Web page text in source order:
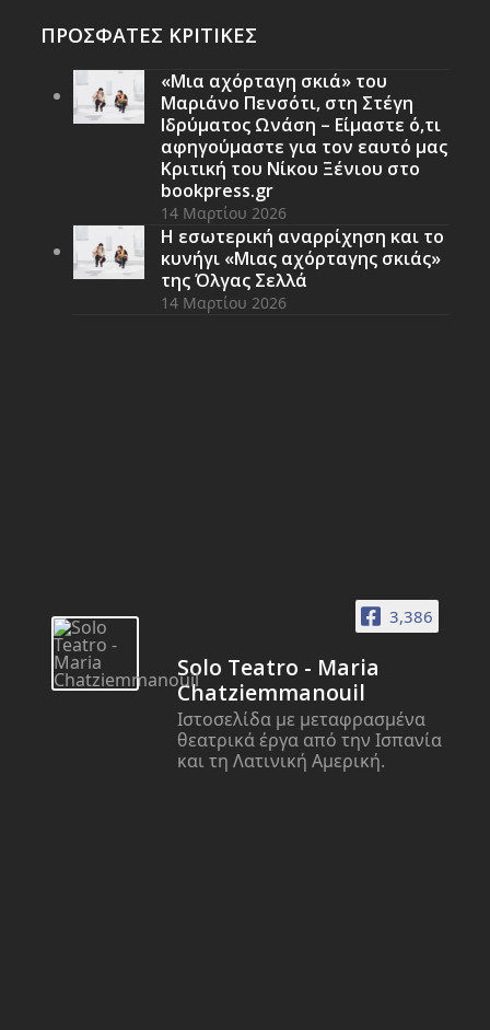
ΠΡΟΣΦΑΤΕΣ ΚΡΙΤΙΚΕΣ
«Μια αχόρταγη σκιά» του
Μαριάνο Πενσότι, στη Στέγη
Ιδρύματος Ωνάση – Είμαστε ό,τι
αφηγούμαστε για τον εαυτό μας
Κριτική του Νίκου Ξένιου στο
bookpress.gr
14 Μαρτίου 2026
Η εσωτερική αναρρίχηση και το
κυνήγι «Μιας αχόρταγης σκιάς»
της Όλγας Σελλά
14 Μαρτίου 2026
3,386
Solo Teatro - Maria
Chatziemmanouil
Ιστοσελίδα με μεταφρασμένα
θεατρικά έργα από την Ισπανία
και τη Λατινική Αμερική.